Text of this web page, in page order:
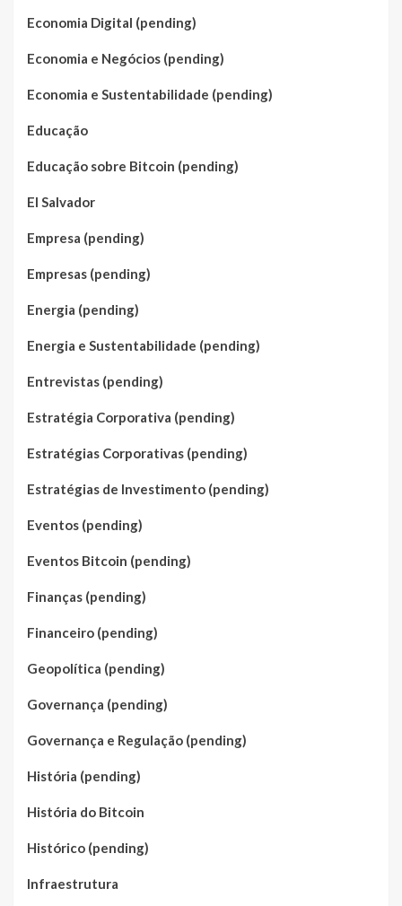
Economia Digital (pending)
Economia e Negócios (pending)
Economia e Sustentabilidade (pending)
Educação
Educação sobre Bitcoin (pending)
El Salvador
Empresa (pending)
Empresas (pending)
Energia (pending)
Energia e Sustentabilidade (pending)
Entrevistas (pending)
Estratégia Corporativa (pending)
Estratégias Corporativas (pending)
Estratégias de Investimento (pending)
Eventos (pending)
Eventos Bitcoin (pending)
Finanças (pending)
Financeiro (pending)
Geopolítica (pending)
Governança (pending)
Governança e Regulação (pending)
História (pending)
História do Bitcoin
Histórico (pending)
Infraestrutura